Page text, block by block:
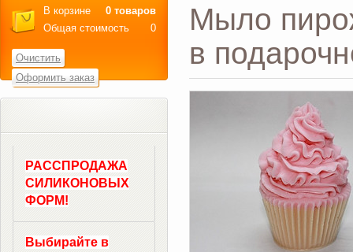
Мыло
в
В корзине
0 товаров
Общая стоимость
0
Очистить
Оформить заказ
РАССПРОДАЖА
СИЛИКОНОВЫХ
ФОРМ!
Выбирайте в